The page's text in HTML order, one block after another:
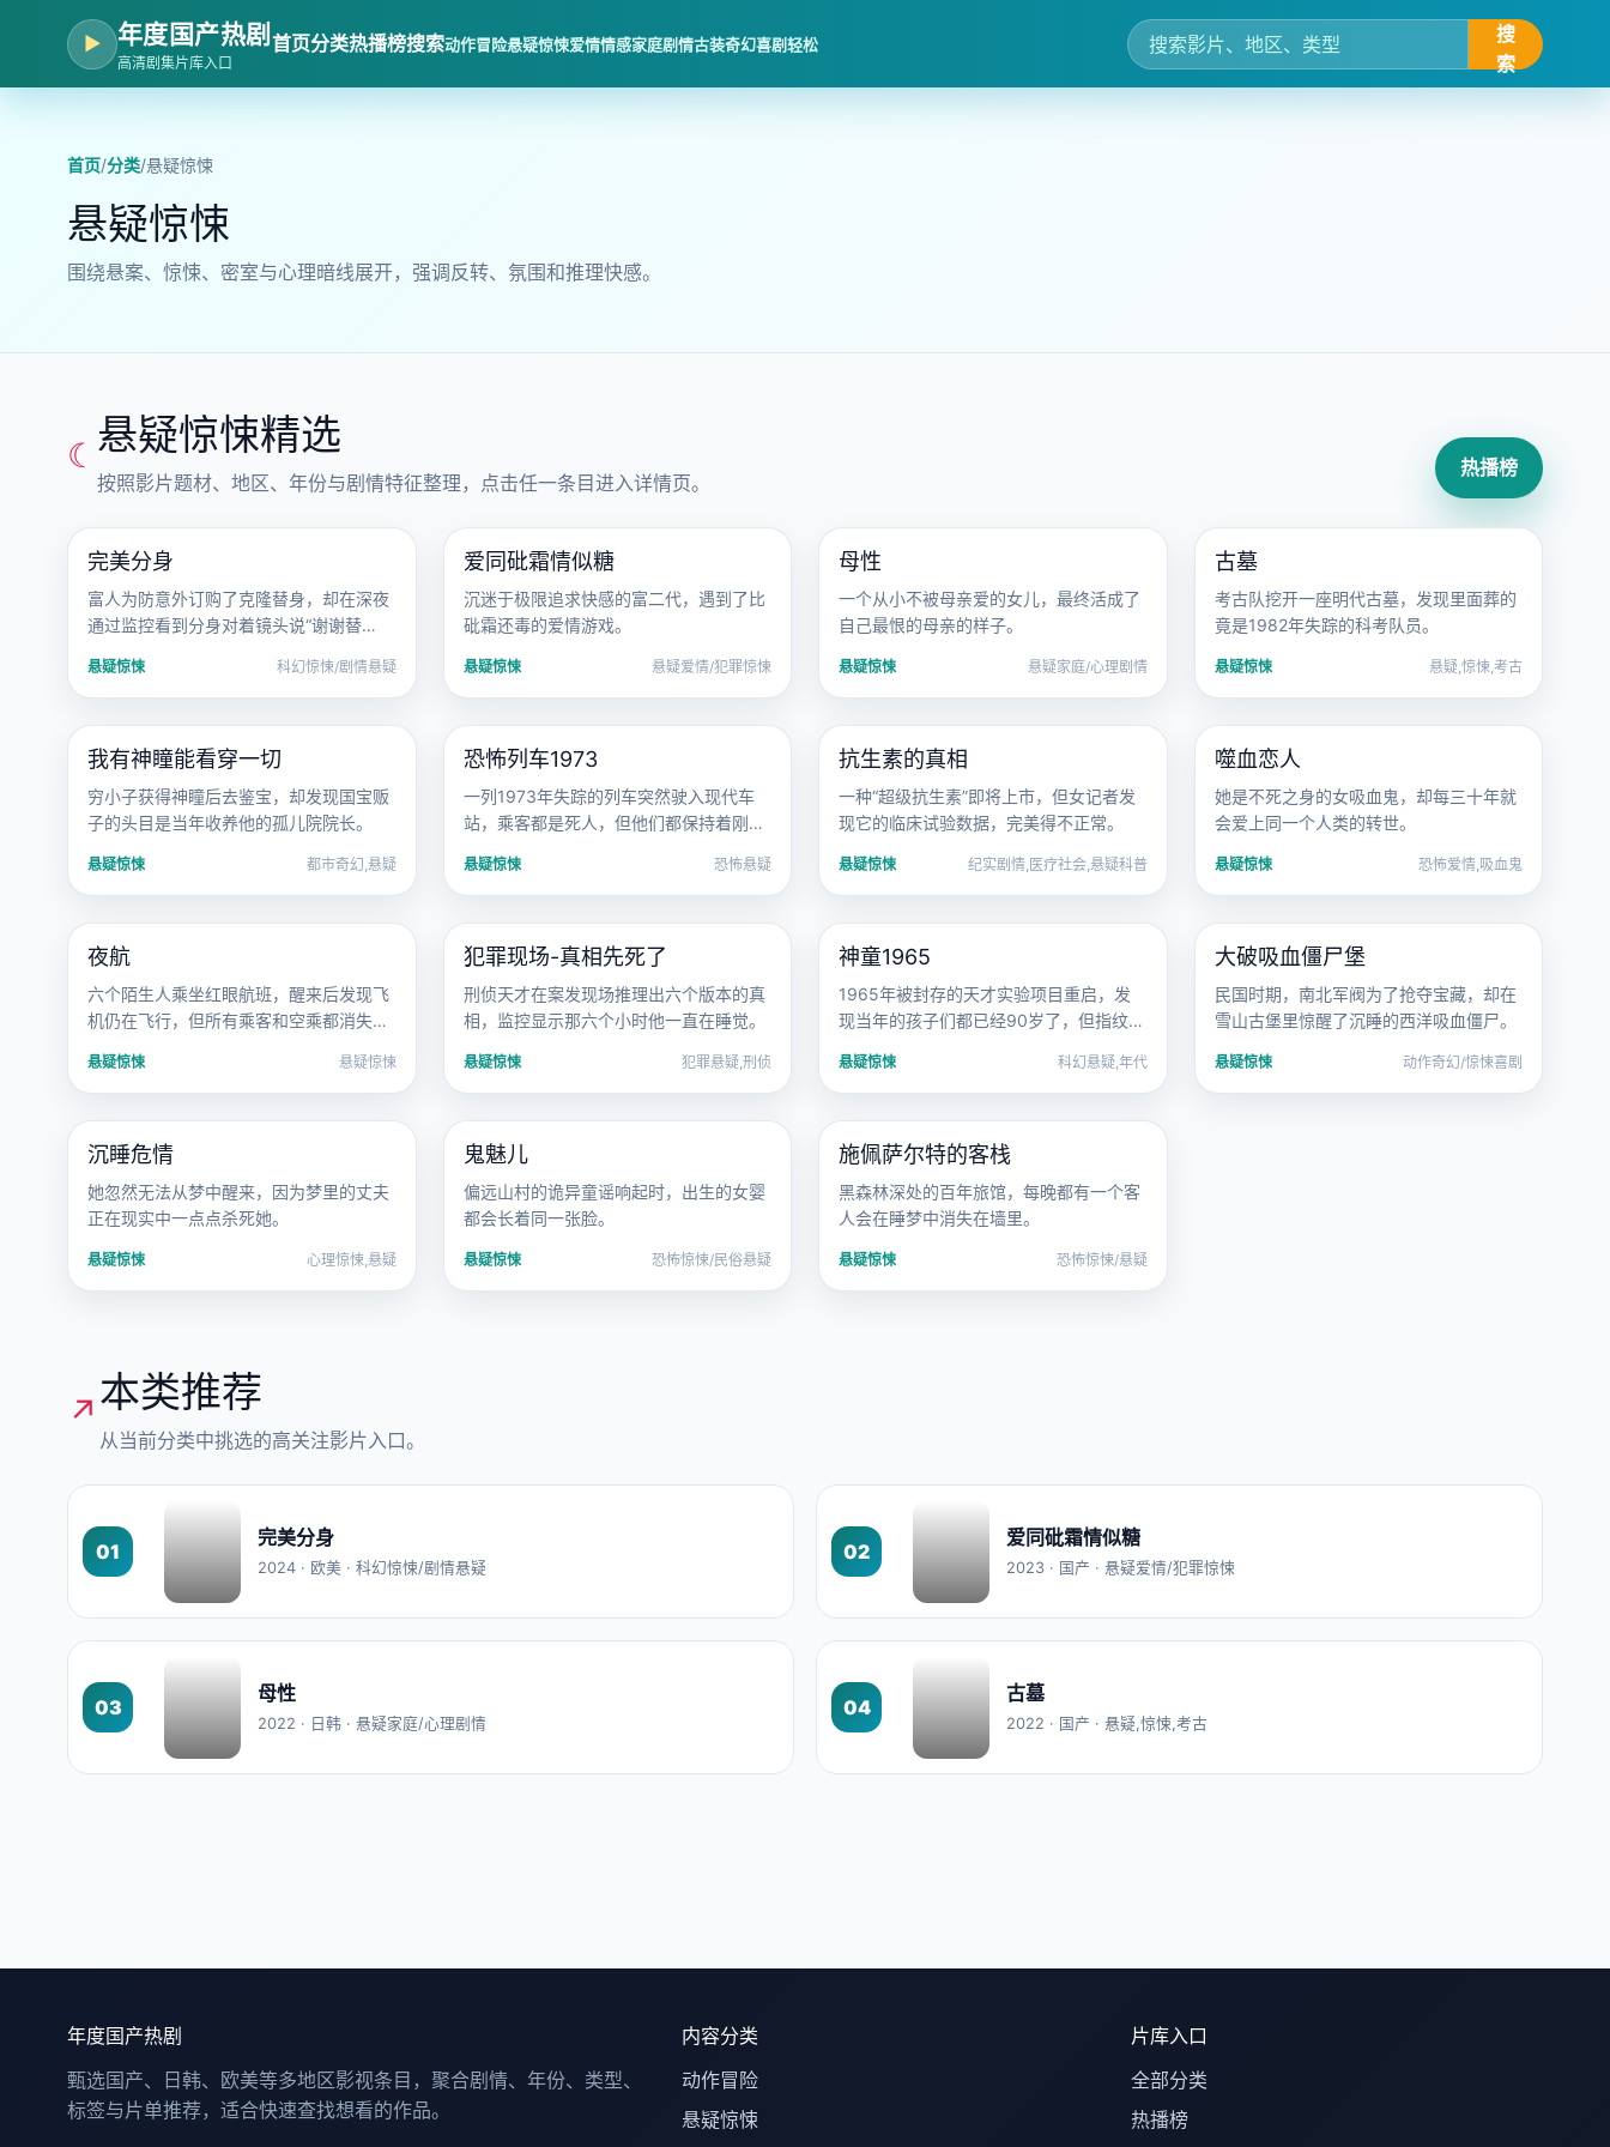
▶ 年度国产热剧
高清剧集片库入口
首页分类热播榜搜索动作冒险悬疑惊悚爱情情感家庭剧情古装奇幻喜剧轻松
搜
索
首页/分类/悬疑惊悚
悬疑惊悚
围绕悬案、惊悚、密室与心理暗线展开，强调反转、氛围和推理快感。
☾ 悬疑惊悚精选
按照影片题材、地区、年份与剧情特征整理，点击任一条目进入详情页。
热播榜
欧美
完美分身
富人为防意外订购了克隆替身，却在深夜
通过监控看到分身对着镜头说“谢谢替
悬疑惊悚 科幻惊悚/剧情悬疑
国产
爱同砒霜情似糖
沉迷于极限追求快感的富二代，遇到了比
砒霜还毒的爱情游戏。
悬疑惊悚 悬疑爱情/犯罪惊悚
日韩
母性
一个从小不被母亲爱的女儿，最终活成了
自己最恨的母亲的样子。
悬疑惊悚 悬疑家庭/心理剧情
国产
古墓
考古队挖开一座明代古墓，发现里面葬的
竟是1982年失踪的科考队员。
悬疑惊悚 悬疑,惊悚,考古
国产
2022 · 都市奇幻
我有神瞳能看穿一切
穷小子获得神瞳后去鉴宝，却发现国宝贩
子的头目是当年收养他的孤儿院院长。
悬疑惊悚 都市奇幻,悬疑
欧美
2020 · 恐怖悬疑
恐怖列车1973
一列1973年失踪的列车突然驶入现代车
站，乘客都是死人，但他们都保持着刚上
悬疑惊悚 恐怖悬疑
欧美
2020 · 纪实剧情
抗生素的真相
一种“超级抗生素”即将上市，但女记者发
现它的临床试验数据，完美得不正常。
悬疑惊悚 纪实剧情,医疗社会,悬疑科普
欧美
2019 · 恐怖爱情
噬血恋人
她是不死之身的女吸血鬼，却每三十年就
会爱上同一个人类的转世。
悬疑惊悚 恐怖爱情,吸血鬼
日韩
2016 · 悬疑惊悚
夜航
六个陌生人乘坐红眼航班，醒来后发现飞
机仍在飞行，但所有乘客和空乘都消失
悬疑惊悚 悬疑惊悚
亚洲
2016 · 犯罪悬疑
犯罪现场-真相先死了
刑侦天才在案发现场推理出六个版本的真
相，监控显示那六个小时他一直在睡觉。
悬疑惊悚 犯罪悬疑,刑侦
欧美
2015 · 科幻悬疑
神童1965
1965年被封存的天才实验项目重启，发
现当年的孩子们都已经90岁了，但指纹却
悬疑惊悚 科幻悬疑,年代
国产
2014 · 动作奇幻
大破吸血僵尸堡
民国时期，南北军阀为了抢夺宝藏，却在
雪山古堡里惊醒了沉睡的西洋吸血僵尸。
悬疑惊悚 动作奇幻/惊悚喜剧
欧美
2014 · 心理惊悚
沉睡危情
她忽然无法从梦中醒来，因为梦里的丈夫
正在现实中一点点杀死她。
悬疑惊悚 心理惊悚,悬疑
日韩
2011 · 恐怖惊悚
鬼魅儿
偏远山村的诡异童谣响起时，出生的女婴
都会长着同一张脸。
悬疑惊悚 恐怖惊悚/民俗悬疑
欧美
2005 · 恐怖惊悚
施佩萨尔特的客栈
黑森林深处的百年旅馆，每晚都有一个客
人会在睡梦中消失在墙里。
悬疑惊悚 恐怖惊悚/悬疑
↗ 本类推荐
从当前分类中挑选的高关注影片入口。
01
完美分身
2024 · 欧美 · 科幻惊悚/剧情悬疑
02
爱同砒霜情似糖
2023 · 国产 · 悬疑爱情/犯罪惊悚
03
母性
2022 · 日韩 · 悬疑家庭/心理剧情
04
古墓
2022 · 国产 · 悬疑,惊悚,考古
年度国产热剧
甄选国产、日韩、欧美等多地区影视条目，聚合剧情、年份、类型、
标签与片单推荐，适合快速查找想看的作品。
内容分类
动作冒险
悬疑惊悚
片库入口
全部分类
热播榜